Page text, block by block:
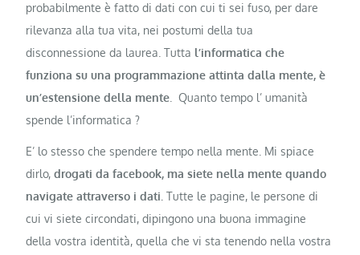
probabilmente è fatto di dati con cui ti sei fuso, per dare
rilevanza alla tua vita, nei postumi della tua
disconnessione da laurea. Tutta l’informatica che
funziona su una programmazione attinta dalla mente, è
un’estensione della mente . Quanto tempo l’ umanità
spende l’informatica ?
E’ lo stesso che spendere tempo nella mente. Mi spiace
dirlo,drogati da facebook, ma siete nella mente quando
navigate attraverso i dati. Tutte le pagine, le persone di
cui vi siete circondati, dipingono una buona immagine
della vostra identità, quella che vi sta tenendo nella vostra